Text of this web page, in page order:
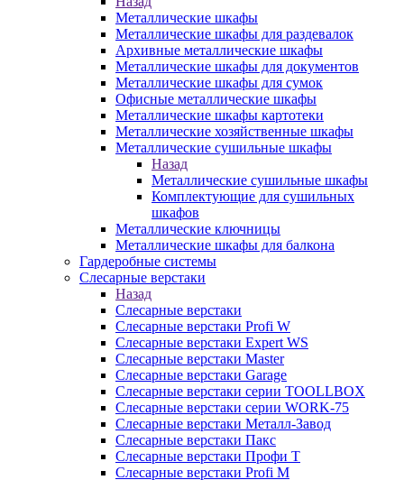
Металлические шкафы
Металлические шкафы для раздевалок
Архивные металлические шкафы
Металлические шкафы для документов
Металлические шкафы для сумок
Офисные металлические шкафы
Металлические шкафы картотеки
Металлические хозяйственные шкафы
Металлические сушильные шкафы
Назад
Металлические сушильные шкафы
Комплектующие для сушильных
шкафов
Металлические ключницы
Металлические шкафы для балкона
Гардеробные системы
Слесарные верстаки
Назад
Слесарные верстаки
Слесарные верстаки Profi W
Слесарные верстаки Expert WS
Слесарные верстаки Master
Слесарные верстаки Garage
Слесарные верстаки серии TOOLLBOX
Слесарные верстаки серии WORK-75
Слесарные верстаки Металл-Завод
Слесарные верстаки Пакс
Слесарные верстаки Профи Т
Слесарные верстаки Profi M